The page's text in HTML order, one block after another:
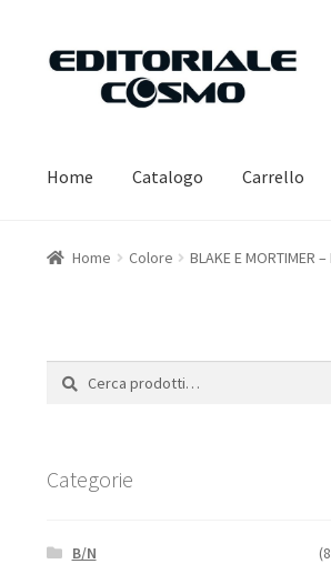
Vai
navigazione
Vai
Home Catalogo Carrello
Home Colore BLAKE E MORTIMER
Cerca:
Cerca
Categorie
B/N